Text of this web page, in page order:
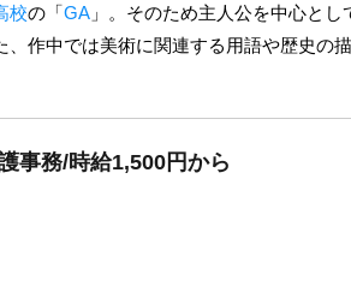
校の「GA 」。そのため主人公を中心と
作中では美術に関連する用語や歴史の
事務/時給1,500円から